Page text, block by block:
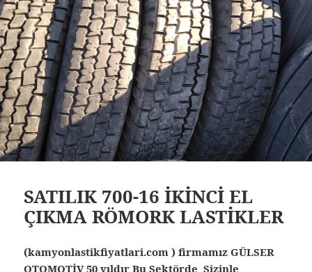
SATILIK 700-16 İKİNCİ EL
ÇIKMA RÖMORK LASTİKLER
(kamyonlastikfiyatlari.com ) firmamız GÜLSER
OTOMOTİV 50 yıldır Bu Sektörde Sizinle